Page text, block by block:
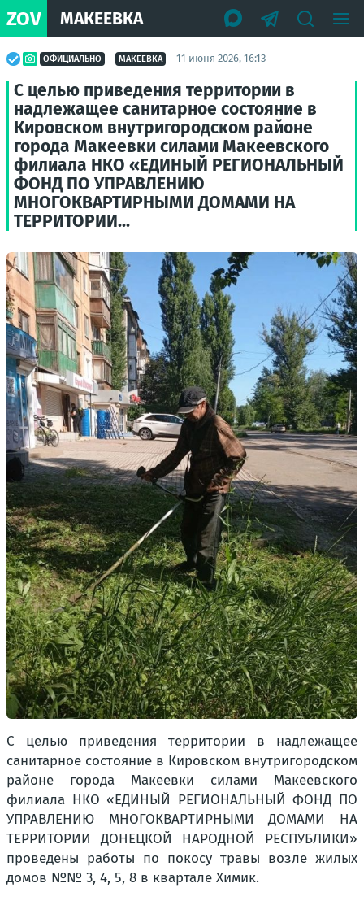
ZOV МАКЕЕВКА
ОФИЦИАЛЬНО МАКЕЕВКА 11 июня 2026, 16:13
С целью приведения территории в
надлежащее санитарное состояние в
Кировском внутригородском районе
города Макеевки силами Макеевского
филиала НКО «ЕДИНЫЙ РЕГИОНАЛЬНЫЙ
ФОНД ПО УПРАВЛЕНИЮ
МНОГОКВАРТИРНЫМИ ДОМАМИ НА
ТЕРРИТОРИИ...
С целью приведения территории в надлежащее
санитарное состояние в Кировском внутригородском
районе города Макеевки силами Макеевского
филиала НКО «ЕДИНЫЙ РЕГИОНАЛЬНЫЙ ФОНД ПО
УПРАВЛЕНИЮ МНОГОКВАРТИРНЫМИ ДОМАМИ НА
ТЕРРИТОРИИ ДОНЕЦКОЙ НАРОДНОЙ РЕСПУБЛИКИ»
проведены работы по покосу травы возле жилых
домов №№ 3, 4, 5, 8 в квартале Химик.